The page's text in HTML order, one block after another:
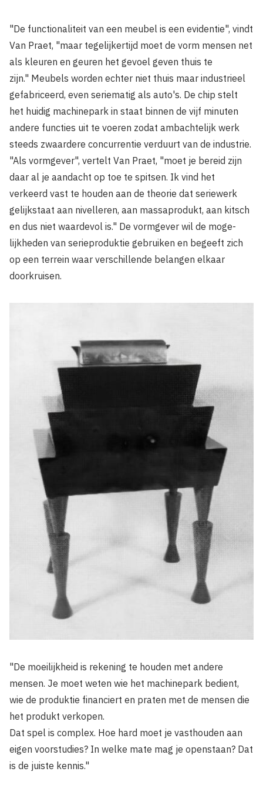
"De functionaliteit van een meubel is een evidentie", vindt
Van Praet, "maar tegelijkertijd moet de vorm mensen net
als kleuren en geuren het gevoel geven thuis te
zijn." Meubels worden echter niet thuis maar industrieel
gefabriceerd, even seriematig als auto's. De chip stelt
het huidig machinepark in staat binnen de vijf minuten
andere functies uit te voeren zodat ambachtelijk werk
steeds zwaardere concurrentie verduurt van de industrie.
"Als vormgever", vertelt Van Praet, "moet je bereid zijn
daar al je aandacht op toe te spitsen. Ik vind het
verkeerd vast te houden aan de theorie dat seriewerk
gelijkstaat aan nivelleren, aan massaprodukt, aan kitsch
en dus niet waardevol is." De vormgever wil de moge­
lijkheden van serieproduktie gebruiken en begeeft zich
op een terrein waar verschil­lende belangen elkaar
doorkruisen.
"De moeilijkheid is rekening te houden met andere
mensen. Je moet weten wie het machinepark bedient,
wie de produktie financiert en praten met de mensen die
het produkt verkopen.
Dat spel is complex. Hoe hard moet je vasthouden aan
eigen voorstudies? In welke mate mag je openstaan? Dat
is de juiste kennis."